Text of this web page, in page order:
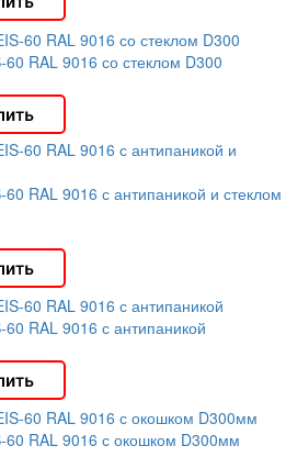
RAL 9016 со стеклом D300
RAL 9016 с антипаникой и стеклом
RAL 9016 с антипаникой
60 RAL 9016 с окошком D300мм